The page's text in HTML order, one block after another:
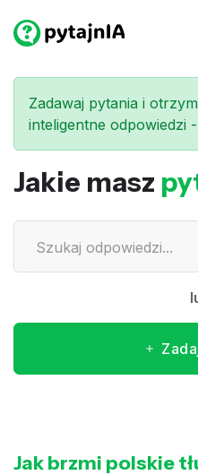
Zadawaj pytania i
inteligentne odpowiedzi
Jakie masz
Jak brzmi polskie